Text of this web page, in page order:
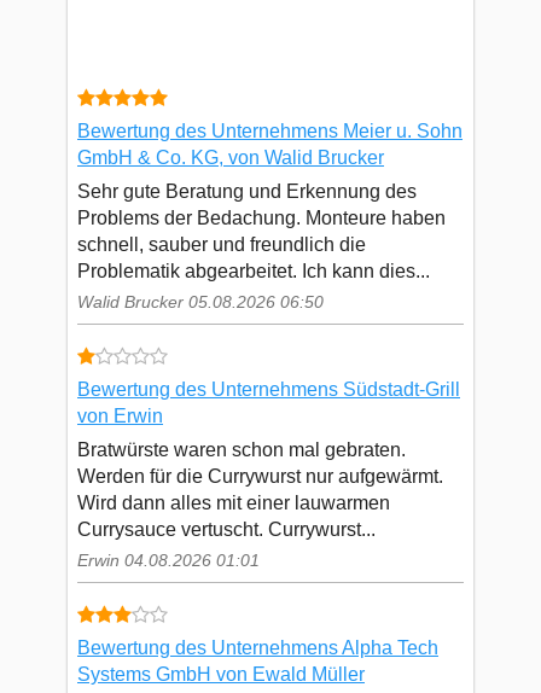
Bewertung des Unternehmens Meier u. Sohn
GmbH & Co. KG, von Walid Brucker
Sehr gute Beratung und Erkennung des
Problems der Bedachung. Monteure haben
schnell, sauber und freundlich die
Problematik abgearbeitet. Ich kann dies...
Walid Brucker 05.08.2026 06:50
Bewertung des Unternehmens Südstadt-Grill
von Erwin
Bratwürste waren schon mal gebraten.
Werden für die Currywurst nur aufgewärmt.
Wird dann alles mit einer lauwarmen
Currysauce vertuscht. Currywurst...
Erwin 04.08.2026 01:01
Bewertung des Unternehmens Alpha Tech
Systems GmbH von Ewald Müller